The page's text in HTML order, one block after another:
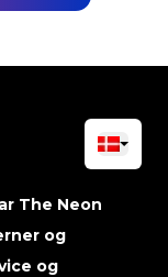
The Neon
og
og